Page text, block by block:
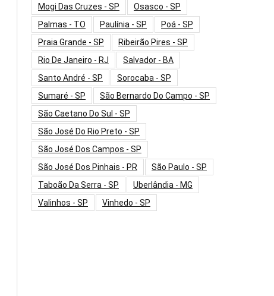
Mogi Das Cruzes - SP
Osasco - SP
Palmas - TO
Paulínia - SP
Poá - SP
Praia Grande - SP
Ribeirão Pires - SP
Rio De Janeiro - RJ
Salvador - BA
Santo André - SP
Sorocaba - SP
Sumaré - SP
São Bernardo Do Campo - SP
São Caetano Do Sul - SP
São José Do Rio Preto - SP
São José Dos Campos - SP
São José Dos Pinhais - PR
São Paulo - SP
Taboão Da Serra - SP
Uberlândia - MG
Valinhos - SP
Vinhedo - SP